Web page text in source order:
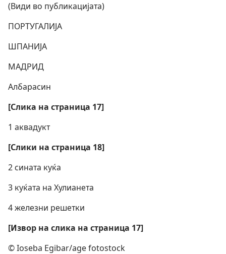
(Види во публикацијата)
ПОРТУГАЛИЈА
ШПАНИЈА
МАДРИД
Албарасин
[Слика на страница 17]
1 аквадукт
[Слики на страница 18]
2 сината куќа
3 куќата на Хулианета
4 железни решетки
[Извор на слика на страница 17]
© Ioseba Egibar/age fotostock